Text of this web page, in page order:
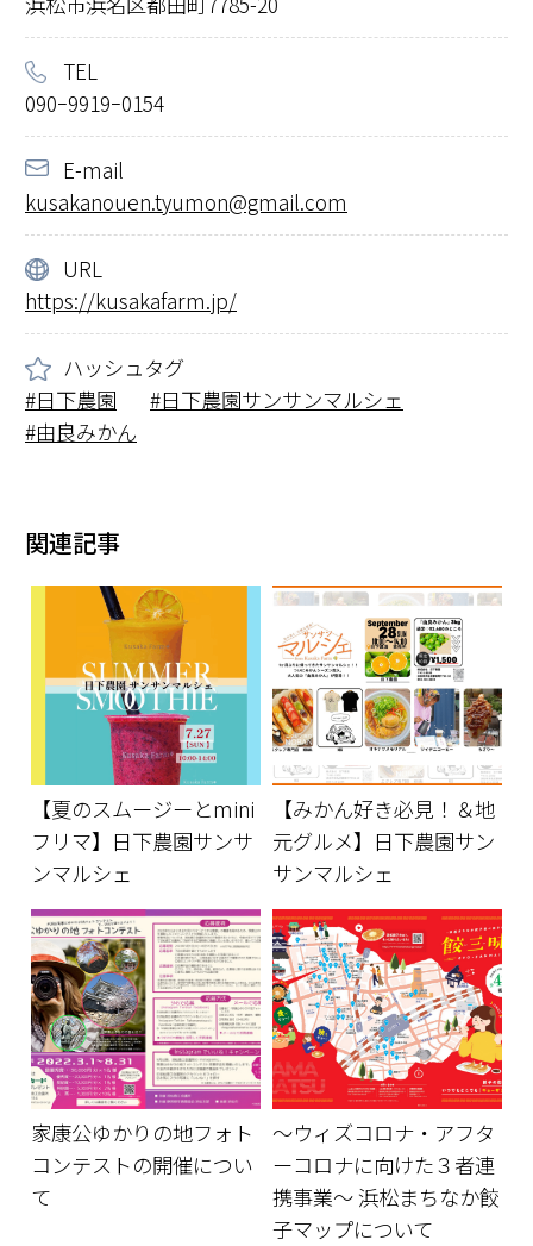
TEL
090ｰ9919ｰ0154
E-mail
kusakanouen.tyumon@gmail.com
URL
https://kusakafarm.jp/
ハッシュタグ
日下農園
日下農園サンサンマルシェ
由良みかん
関連記事
【夏のスムージーとmini
フリマ】日下農園サンサ
ンマルシェ
【みかん好き必見！＆地
元グルメ】日下農園サン
サンマルシェ
家康公ゆかりの地フォト
コンテストの開催につい
て
～ウィズコロナ・アフタ
ーコロナに向けた３者連
携事業～ 浜松まちなか餃
子マップについて